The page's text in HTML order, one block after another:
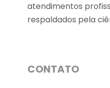
atendimentos
respaldados pela
CONTATO